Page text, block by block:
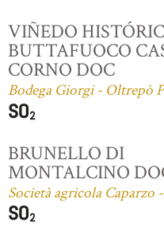
VIÑEDO
BUTTAFUOCO
CORNO DOC
Bodega Giorgi - Oltrepò
BRUNELLO DI
MONTALCINO
Società agricola Caparzo